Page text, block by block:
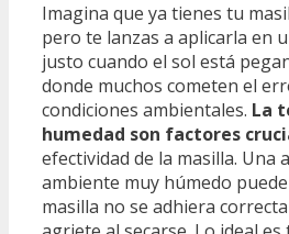
Imagina que ya tienes tu
pero te lanzas a aplicarla en
justo cuando el sol está
donde muchos cometen el
condiciones ambientales. La
humedad son factores
efectividad de la masilla. Una
ambiente muy húmedo
masilla no se adhiera